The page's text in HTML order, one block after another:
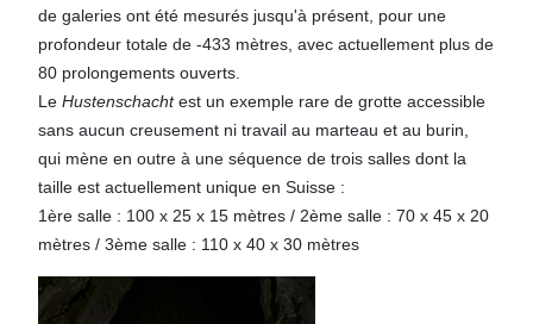
de galeries ont été mesurés jusqu'à présent, pour une
profondeur totale de -433 mètres, avec actuellement plus de
80 prolongements ouverts.
Le Hustenschachtest un exemple rare de grotte accessible
sans aucun creusement ni travail au marteau et au burin,
qui mène en outre à une séquence de trois salles dont la
taille est actuellement unique en Suisse :
1ère salle : 100 x 25 x 15 mètres / 2ème salle : 70 x 45 x 20
mètres / 3ème salle : 110 x 40 x 30 mètres